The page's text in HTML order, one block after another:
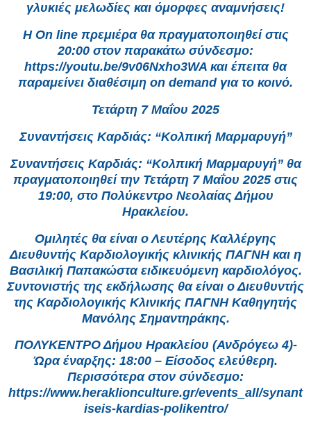
γλυκιές μελωδίες και όμορφες αναμνήσεις!
Η On line πρεμιέρα θα πραγματοποιηθεί στις
20:00 στον παρακάτω σύνδεσμο:
https://youtu.be/9v06Nxho3WA και έπειτα θα
παραμείνει διαθέσιμη on demand για το κοινό.
Τετάρτη 7 Μαΐου 2025
Συναντήσεις Καρδιάς: “Κολπική Μαρμαρυγή”
Συναντήσεις Καρδιάς: “Κολπική Μαρμαρυγή” θα
πραγματοποιηθεί την Τετάρτη 7 Μαΐου 2025 στις
19:00, στο Πολύκεντρο Νεολαίας Δήμου
Ηρακλείου.
Ομιλητές θα είναι ο Λευτέρης Καλλέργης
Διευθυντής Καρδιολογικής κλινικής ΠΑΓΝΗ και η
Βασιλική Παπακώστα ειδικευόμενη καρδιολόγος.
Συντονιστής της εκδήλωσης θα είναι ο Διευθυντής
της Καρδιολογικής Κλινικής ΠΑΓΝΗ Καθηγητής
Μανόλης Σημαντηράκης.
ΠΟΛΥΚΕΝΤΡΟ Δήμου Ηρακλείου (Ανδρόγεω 4)-
Ώρα έναρξης: 18:00 – Είσοδος ελεύθερη.
Περισσότερα στον σύνδεσμο:
https://www.heraklionculture.gr/events_all/synant
iseis-kardias-polikentro/